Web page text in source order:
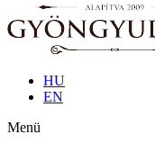
HU
EN
Menü